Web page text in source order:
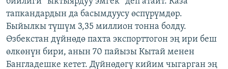
тапкандардын да басымдуусу өспүрүмдөр.
Быйылкы түшүм 3,35 миллион тонна болду.
Өзбекстан дүйнөдө пахта экспорттогон эң ири беш
өлкөнүн бири, анын 70 пайызы Кытай менен
Бангладешке кетет. Дүйнөдөгү кийим чыгарган эң